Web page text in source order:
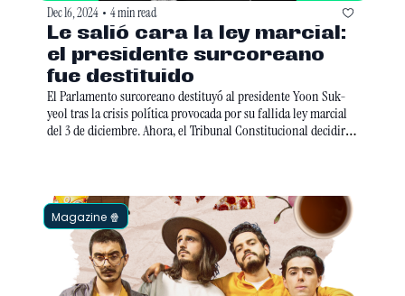
Dec 16, 2024 • 4 min read
Le salió cara la ley marcial:
el presidente surcoreano
fue destituido
El Parlamento surcoreano destituyó al presidente Yoon Suk-
yeol tras la crisis política provocada por su fallida ley marcial
del 3 de diciembre. Ahora, el Tribunal Constitucional decidirá
Magazine 🍿